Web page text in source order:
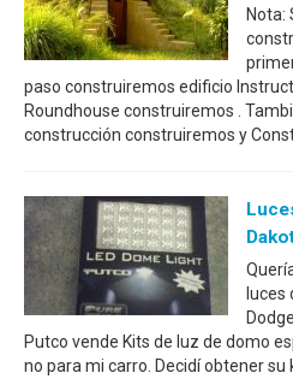
Nota:
paso construiremos edificio
Roundhouse construiremos .
construcción construiremos y
luces
Putco vende Kits de luz de domo
no para mi carro. Decidí obtener su